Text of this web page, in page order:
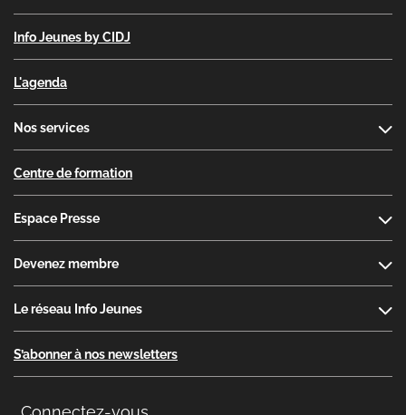
Info Jeunes by CIDJ
L'agenda
Nos services
Centre de formation
Espace Presse
Devenez membre
Le réseau Info Jeunes
S’abonner à nos newsletters